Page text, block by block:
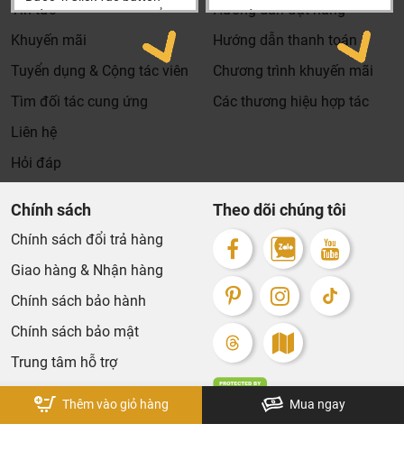
Thêm vào giỏ hàng Mua ngay
Tiến hành thanh toán để
thanh toán đơn hàng của
Xin cảm ơn khách hàng!!!
Xin cảm ơn khách hàng!!!
Tin tức
Khuyến mãi
Tuyển dụng & Cộng tác viên
Tìm đối tác cung ứng
Liên hệ
Hỏi đáp
Hướng dẫn đặt hàng
Hướng dẫn thanh toán
Chương trình khuyến mãi
Các thương hiệu hợp tác
Chính sách
Chính sách đổi trả hàng
Giao hàng & Nhận hàng
Chính sách bảo hành
Chính sách bảo mật
Trung tâm hỗ trợ
Theo dõi chúng tôi